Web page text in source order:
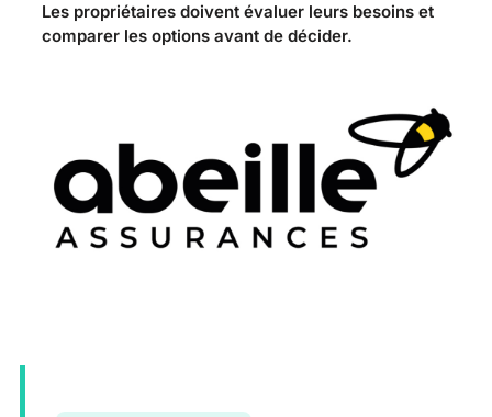
Les propriétaires doivent évaluer leurs besoins et
comparer les options avant de décider.